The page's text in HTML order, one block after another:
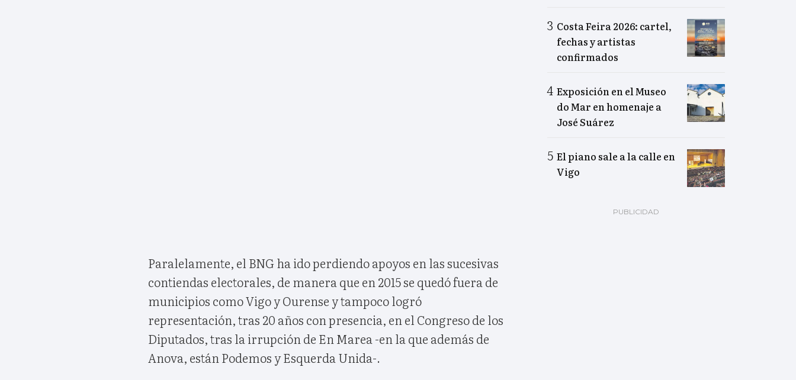
Paralelamente, el BNG ha ido perdiendo apoyos en las sucesivas
contiendas electorales, de manera que en 2015 se quedó fuera de
municipios como Vigo y Ourense y tampoco logró
representación, tras 20 años con presencia, en el Congreso de los
Diputados, tras la irrupción de En Marea -en la que además de
Anova, están Podemos y Esquerda Unida-.
Costa Feira 2026: cartel,
fechas y artistas
confirmados
Exposición en el Museo
do Mar en homenaje a
José Suárez
El piano sale a la calle en
Vigo